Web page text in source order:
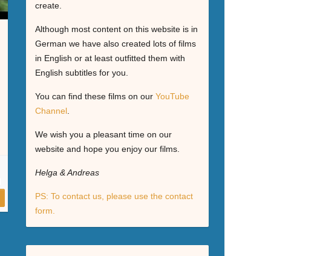
create.
Although most content on this website is in
German we have also created lots of films
in English or at least outfitted them with
English subtitles for you.
You can find these films on our YouTube
Channel.
We wish you a pleasant time on our
website and hope you enjoy our films.
Helga & Andreas
PS: To contact us, please use the contact
form.